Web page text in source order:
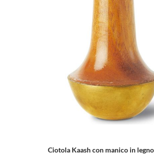
Ciotola Kaash con manico in